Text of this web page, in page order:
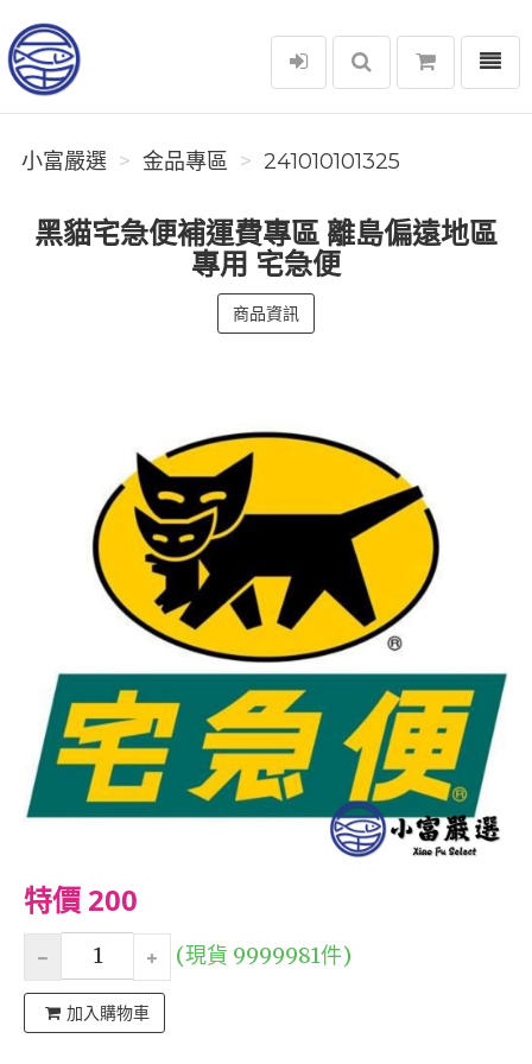
小富嚴選
選單
小富嚴選 金品專區 241010101325
黑貓宅急便補運費專區 離島偏遠地區
專用 宅急便
商品資訊
特價 200
(現貨 9999981件)
加入購物車